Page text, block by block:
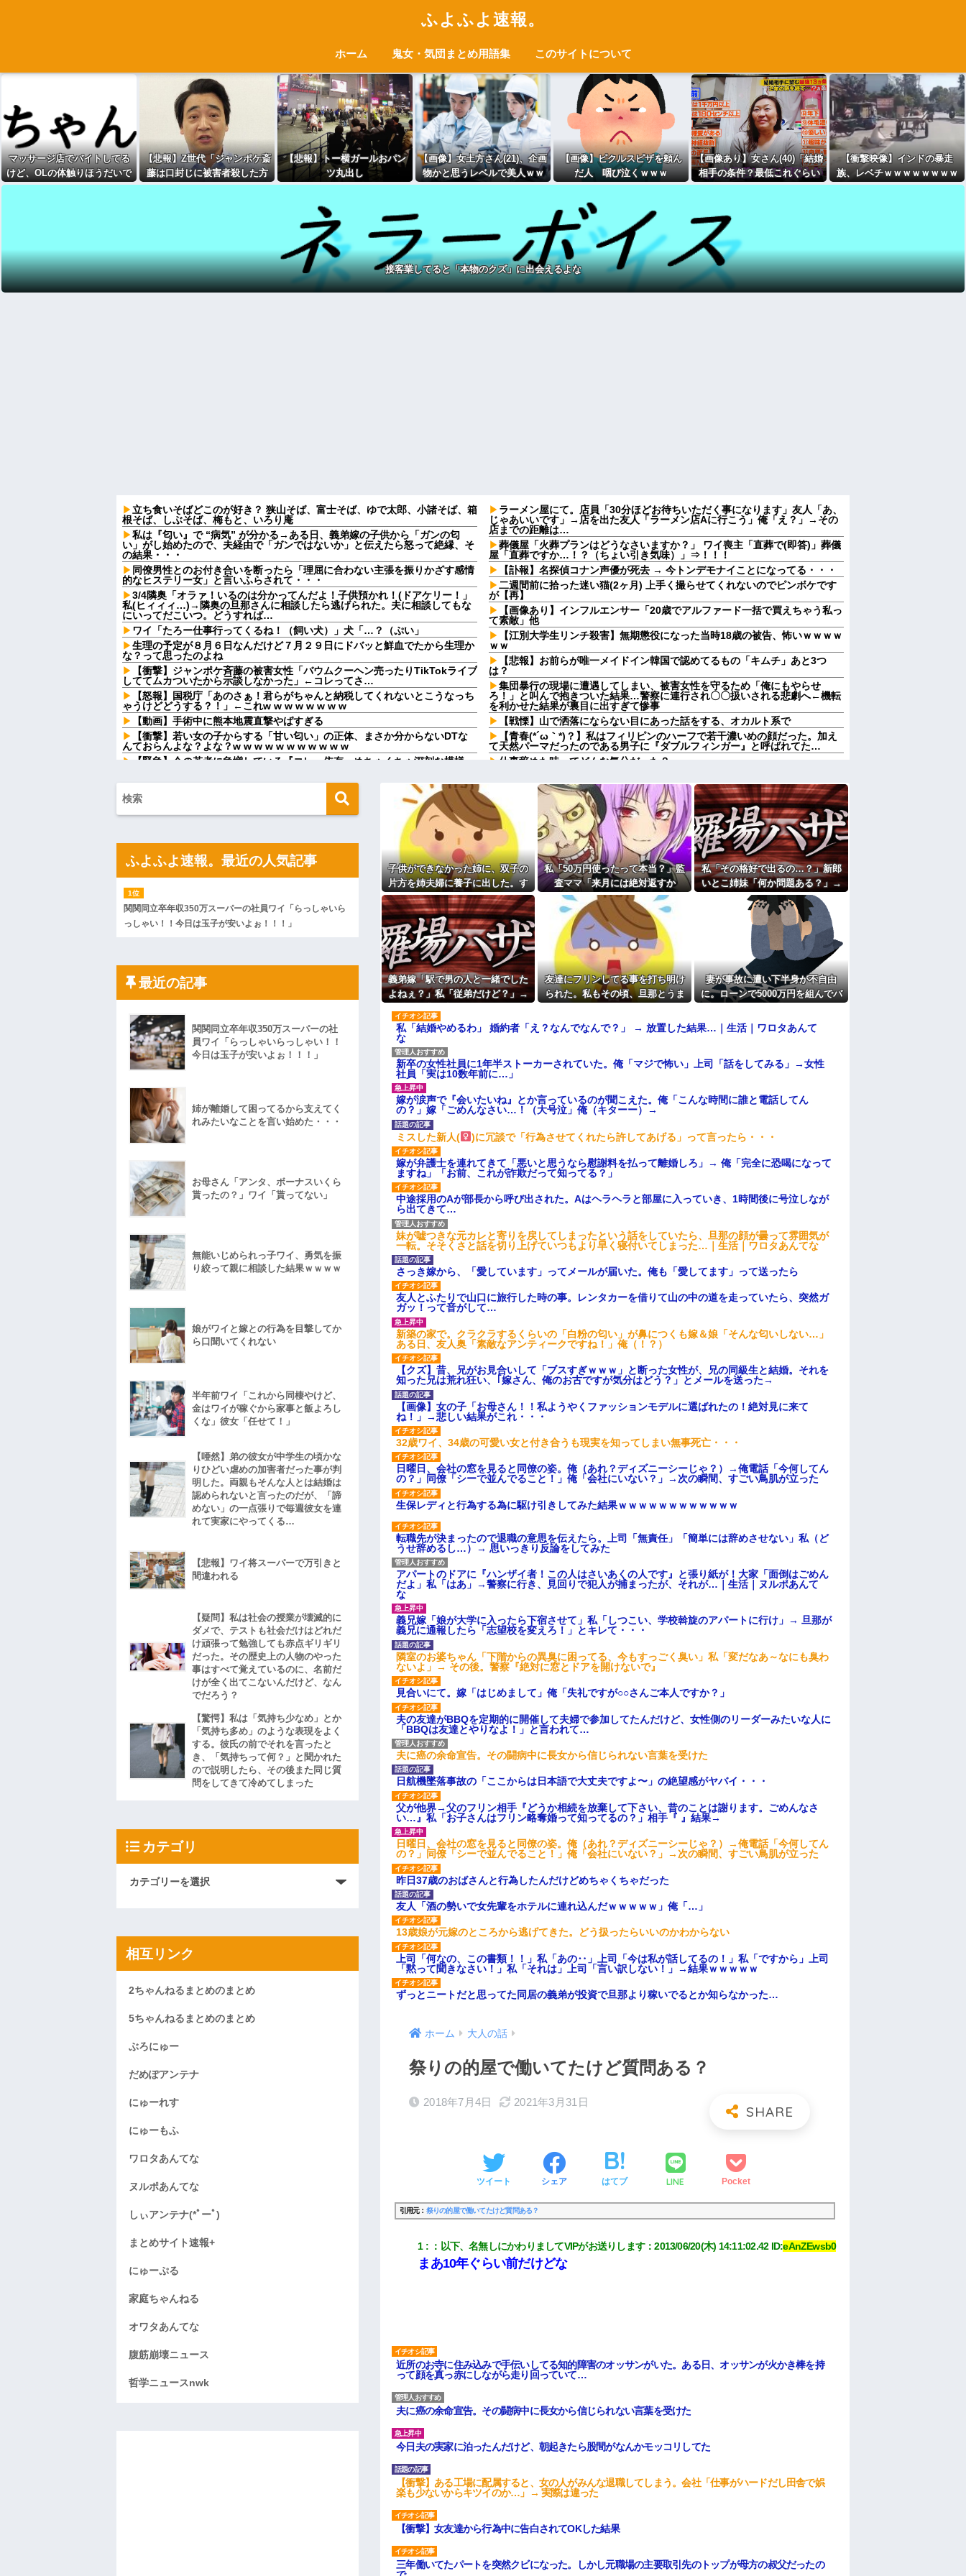
ふよふよ速報。
ホーム 鬼女・気団まとめ用語集 このサイトについて
マッサージ店でバイトしてる
けど、OLの体触りほうだいで
めっちゃいいぞwwww
【悲報】Z世代「ジャンポケ斎
藤は口封じに被害者殺した方
が量刑軽かっただろ
」←1万
【悲報】トー横ガールおパン
ツ丸出し
【画像】女土方さん(21)、企画
物かと思うレベルで美人ｗｗ
ｗｗｗｗｗｗｗｗｗｗｗｗ
【画像】ピクルスピザを頼ん
だ人 咽び泣くｗｗｗ
【画像あり】女さん(40)「結婚
相手の条件？最低これぐらい
は欲しいわね」
【衝撃映像】インドの暴走
族、レベチｗｗｗｗｗｗｗｗ
ｗｗｗｗｗｗｗｗ
接客業してると「本物のクズ」に出会えるよな
立ち食いそばどこのが好き？ 狭山そば、富士そば、ゆで太郎、小諸そば、箱
根そば、しぶそば、梅もと、いろり庵
私は『匂い』で “病気” が分かる→ある日、義弟嫁の子供から「ガンの匂
い」がし始めたので、夫経由で「ガンではないか」と伝えたら怒って絶縁、そ
の結果・・・
同僚男性とのお付き合いを断ったら「理屈に合わない主張を振りかざす感情
的なヒステリー女」と言いふらされて・・・
3/4隣奥「オラァ！いるのは分かってんだよ！子供預かれ！(ドアケリー！」
私(ヒィィィ…)→隣奥の旦那さんに相談したら逃げられた。夫に相談してもな
にいってだこいつ。どうすれば…
ワイ「たろー仕事行ってくるね！（飼い犬）」犬「…？（ぷい」
生理の予定が８月６日なんだけど７月２９日にドバッと鮮血でたから生理か
な？って思ったのよね
【衝撃】ジャンポケ斉藤の被害女性「バウムクーヘン売ったりTikTokライブ
しててムカついたから示談しなかった」←コレってさ…
【怒報】国税庁「あのさぁ！君らがちゃんと納税してくれないとこうなっち
ゃうけどどうする？！」←これw w w w w w w w
【動画】手術中に熊本地震直撃やばすぎる
【衝撃】若い女の子からする「甘い匂い」の正体、まさか分からないDTな
んておらんよな？よな？w w w w w w w w w w w
【緊急】今の若者に急増している『コレ』依存、めちゃくちゃ深刻な模様w
私「子供同士のことだから見守ろう」夫「俺が話をつけてくる」→勝手に相
手の家へ乗り込んだ夫に困惑して…
パートの面接で号泣しながら「ここもダメだったらもう食べていけないんで
プリは母子家庭を売りに、オヤジ転がしに手慣れた女。そんな、女に惚れた
シタもプリも共に制裁を加えたい
私「子供の名前はこれにしようかな」母「良いね！」→母「みんな聞いて！
ラーメン屋にて。店員「30分ほどお待ちいただく事になります」友人「あ、
じゃあいいです」→店を出た友人「ラーメン店Aに行こう」俺「え？」→その
店...
【結婚式当日に】 義妹の不倫を暴露した私。でも旦那が援助したいと言い出
【卑怯な女】 いつも弱そうな相手をイビる同期S「おい、聞けよコラ！」地
味な私「あ？相手選んでデカい事言ってんじゃねえよ」S「え…」→予想外の
反...
ハードオフに売っていた4万4000円のフィギュアがヤバすぎるｗｗｗｗｗｗ
「こんな高いの？ｗｗ」「逆に超安い」
たから、開けてみようとしただけ☆』義兄「泥は出てけ！二度と来るな！」結
果・・・
私「初めて飲む味だけどなんのお茶？」彼「ちっ！」私「」
【GIF】JSのカンチョーワロタ
後続車にクラクションを鳴らされ彼氏が逆切れ。「何クラクション鳴らして
【衝撃】報酬100万円超の治験募集がこちらｗｗｗｗｗ(※画像あり)
【ネット騒然】惨殺されたタワマン頂き女子のこの動画、すげえええええｗ
ｗｗｗｗｗｗｗｗｗｗ
【愕然】白のクラウン俺氏、高速道路左車線を制限速度で走った結果
百年の恋12-899 食べた量を張り合ってくる
【悲報】佐藤輝明・・・２軍でも盛大にやらかす←あまり悲しませないでく
ラーメン屋にて。店員「30分ほどお待ちいただく事になります」友人「あ、
じゃあいいです」→店を出た友人「ラーメン店Aに行こう」俺「え？」→その
店までの距離は…
葬儀屋「火葬プランはどうなさいますか？」 ワイ喪主「直葬で(即答)」葬儀
屋「直葬ですか…！？（ちょい引き気味）」⇒！！！
【訃報】名探偵コナン声優が死去 → 今トンデモナイことになってる・・・
二週間前に拾った迷い猫(2ヶ月) 上手く撮らせてくれないのでピンボケです
が【再】
【画像あり】インフルエンサー「20歳でアルファード一括で買えちゃう私っ
て素敵」他
【江別大学生リンチ殺害】無期懲役になった当時18歳の被告、怖いｗｗｗｗ
ｗｗ
【悲報】お前らが唯一メイドイン韓国で認めてるもの「キムチ」あと3つ
は？
集団暴行の現場に遭遇してしまい、被害女性を守るため「俺にもやらせ
ろ！」と叫んで抱きついた結果…警察に連行され〇〇扱いされる悲劇へ←機転
を利かせた結果が裏目に出すぎて惨事
【戦慄】山で洒落にならない目にあった話をする、オカルト系で
【青春(*´ω｀*)？】私はフィリピンのハーフで若干濃いめの顔だった。加え
て天然パーマだったのである男子に『ダブルフィンガー』と呼ばれてた…
仕事辞めた時ってどんな気分だった？
リねw」と煽ってくるトメ。最初はスルーしてたが、しつこいのでスマホのカ
メラをトメに向けて同じ手で反撃したったｗｗｗ
母親の作る唐揚げが大好きだったからレシピ教えてもらおうとしたら……
周りからめっちゃポジティブとか努力家とか言われる。しかし私は自分で言
うのもなんだけど成人するまで人生ハードモードだった・・・
嫁の料理がクソまずい。昨日の献立はサラダ、しょっぱいメイン、汁物、ご
飯だけ・・・
高校生がうちの車に傷をつけた。管理人さんに連絡したらその家の親が来て
謝ってくれた。夫「その程度のことで管理人に話をしてことを大きくするとか
おかしい」←は！？
【社内混乱】社長(50代)が若妻(20代)と結婚→初対面で驚愕のタメ口連発
wwww
彼の母親と初めて食事した時に彼母が「私ちゃんは結婚したら仕事辞める予
定なんですってね」と言ってきた
相手がどんなパイプ持っているかも知れないのに…
主な税金の成り立ちを調べてみたよ
子供ができなかった姉に、双子の
片方を姉夫婦に養子に出した。す
ると、養子に出した子がすごく礼
儀正しくてビックリ
私「50万円使ったって本当？」監
査ママ「来月には絶対返すか
ら…」→約束を信じて待った結
果、警察に通報することになり…
私「その格好で出るの…？」新郎
いとこ姉妹「何か問題ある？」→
結婚式当日に感じた違和感が最後
まで消えなくて…
義弟嫁「駅で男の人と一緒でした
よねぇ？」私「従弟だけど？」→
して…
友達にフリンしてる事を打ち明け
られた。私もその頃、旦那とうま
妻が事故に遭い下半身が不自由
に。ローンで5000万円を組んでバ
には作戦があった
私「結婚やめるわ」 婚約者「え？なんでなんで？」 → 放置した結果…｜生活｜ワロタあんて
な
新卒の女性社員に1年半ストーカーされていた。俺「マジで怖い」上司「話をしてみる」→女性
社員「実は10数年前に…」
嫁が涙声で『会いたいね』とか言っているのが聞こえた。俺「こんな時間に誰と電話してん
の？」嫁「ごめんなさい…！（大号泣」俺（キターー）→
ミスした新人( )に冗談で「行為させてくれたら許してあげる」って言ったら・・・
嫁が弁護士を連れてきて「悪いと思うなら慰謝料を払って離婚しろ」→ 俺「完全に恐喝になって
ますね」「お前、これが詐欺だって知ってる？」
中途採用のAが部長から呼び出された。Aはヘラヘラと部屋に入っていき、1時間後に号泣しなが
ら出てきて…
妹が嘘つきな元カレと寄りを戻してしまったという話をしていたら、旦那の顔が曇って雰囲気が
一転。そそくさと話を切り上げていつもより早く寝付いてしまった…｜生活｜ワロタあんてな
さっき嫁から、「愛しています」ってメールが届いた。俺も「愛してます」って送ったら
友人とふたりで山口に旅行した時の事。レンタカーを借りて山の中の道を走っていたら、突然ガ
ガッ！って音がして…
新築の家で。クラクラするくらいの「白粉の匂い」が鼻につくも嫁＆娘「そんな匂いしない…」
ある日、友人奥「素敵なアンティークですね！」俺（！？）
【クズ】昔、兄がお見合いして「ブスすぎｗｗｗ」と断った女性が、兄の同級生と結婚。それを
知った兄は荒れ狂い、｢嫁さん、俺のお古ですが気分はどう？」とメールを送った→
【画像】女の子「お母さん！！私ようやくファッションモデルに選ばれたの！絶対見に来て
ね！」→悲しい結果がこれ・・・
32歳ワイ、34歳の可愛い女と付き合うも現実を知ってしまい無事死亡・・・
日曜日、会社の窓を見ると同僚の姿。俺（あれ？ディズニーシーじゃ？）→俺電話「今何してん
の？」同僚「シーで並んでること！」俺「会社にいない？」→次の瞬間、すごい鳥肌が立った
生保レディと行為する為に駆け引きしてみた結果ｗｗｗｗｗｗｗｗｗｗｗｗ
転職先が決まったので退職の意思を伝えたら。上司「無責任」「簡単には辞めさせない」私（ど
うせ辞めるし…）→ 思いっきり反論をしてみた
アパートのドアに『ハンザイ者！この人はさいあくの人です』と張り紙が！大家「面倒はごめん
だよ」私「はあ」→警察に行き、見回りで犯人が捕まったが、それが…｜生活｜ヌルポあんて
な
義兄嫁「娘が大学に入ったら下宿させて」私「しつこい、学校斡旋のアパートに行け」→ 旦那が
義兄に通報したら「志望校を変えろ！」とキレて・・・
隣室のお婆ちゃん「下階からの異臭に困ってる、今もすっごく臭い」私「変だなあ～なにも臭わ
ないよ」→ その後。警察『絶対に窓とドアを開けないで』
見合いにて。嫁「はじめまして」俺「失礼ですが○○さんご本人ですか？」
夫の友達がBBQを定期的に開催して夫婦で参加してたんだけど、女性側のリーダーみたいな人に
「BBQは友達とやりなよ！」と言われて…
夫に癌の余命宣告。その闘病中に長女から信じられない言葉を受けた
日航機墜落事故の「ここからは日本語で大丈夫ですよ〜」の絶望感がヤバイ・・・
父が他界→父のフリン相手『どうか相続を放棄して下さい、昔のことは謝ります。ごめんなさ
い…』私「お子さんはフリン略奪婚って知ってるの？」相手『 』結果→
日曜日、会社の窓を見ると同僚の姿。俺（あれ？ディズニーシーじゃ？）→俺電話「今何してん
の？」同僚「シーで並んでること！」俺「会社にいない？」→次の瞬間、すごい鳥肌が立った
昨日37歳のおばさんと行為したんだけどめちゃくちゃだった
友人「酒の勢いで女先輩をホテルに連れ込んだｗｗｗｗｗ」俺「…」
13歳娘が元嫁のところから逃げてきた。どう扱ったらいいのかわからない
上司「何なの、この書類！！」私「あの‥」上司「今は私が話してるの！」私「ですから」上司
「黙って聞きなさい！」私「それは」上司「言い訳しない！」→結果ｗｗｗｗｗ
ずっとニートだと思ってた同居の義弟が投資で旦那より稼いでるとか知らなかった…
ホーム 大人の話
祭りの的屋で働いてたけど質問ある？
2018年7月4日 2021年3月31日
ツイート シェア はてブ LINE Pocket
引用元： 祭りの的屋で働いてたけど質問ある？
1 ： 以下、名無しにかわりましてVIPがお送りします：2013/06/20(木) 14:11:02.42 ID:eAnZEwsb0
まあ10年ぐらい前だけどな
近所のお寺に住み込みで手伝いしてる知的障害のオッサンがいた。ある日、オッサンが火かき棒を持
って顔を真っ赤にしながら走り回っていて…
夫に癌の余命宣告。その闘病中に長女から信じられない言葉を受けた
今日夫の実家に泊ったんだけど、朝起きたら股間がなんかモッコリしてた
【衝撃】ある工場に配属すると、女の人がみんな退職してしまう。会社「仕事がハードだし田舎で娯
楽も少ないからキツイのか…」→ 実際は違った
【衝撃】女友達から行為中に告白されてOKした結果
三年働いてたパートを突然クビになった。しかし元職場の主要取引先のトップが母方の叔父だったの
ふよふよ速報。最近の人気記事
関関同立卒年収350万スーパーの社員ワイ「らっしゃいら
っしゃい！！今日は玉子が安いよぉ！！！」
最近の記事
関関同立卒年収350万スーパーの社
員ワイ「らっしゃいらっしゃい！！
今日は玉子が安いよぉ！！！」
姉が離婚して困ってるから支えてく
れみたいなことを言い始めた・・・
お母さん「アンタ、ボーナスいくら
貰ったの？」ワイ「貰ってない」
無能いじめられっ子ワイ、勇気を振
り絞って親に相談した結果ｗｗｗｗ
娘がワイと嫁との行為を目撃してか
ら口聞いてくれない
半年前ワイ「これから同棲やけど、
金はワイが稼ぐから家事と飯よろし
くな」彼女「任せて！」
【唖然】弟の彼女が中学生の頃かな
りひどい虐めの加害者だった事が判
明した。両親もそんな人とは結婚は
認められないと言ったのだが、「諦
めない」の一点張りで毎週彼女を連
れて実家にやってくる…
【悲報】ワイ将スーパーで万引きと
間違われる
【疑問】私は社会の授業が壊滅的に
ダメで、テストも社会だけはどれだ
け頑張って勉強しても赤点ギリギリ
だった。その歴史上の人物のやった
事はすべて覚えているのに、名前だ
けが全く出てこないんだけど、なん
でだろう？
【驚愕】私は「気持ち少なめ」とか
「気持ち多め」のような表現をよく
する。彼氏の前でそれを言ったと
き、「気持ちって何？」と聞かれた
ので説明したら、その後また同じ質
問をしてきて冷めてしまった
カテゴリ
相互リンク
2ちゃんねるまとめのまとめ
5ちゃんねるまとめのまとめ
ぶろにゅー
だめぽアンテナ
にゅーれす
にゅーもふ
ワロタあんてな
ヌルポあんてな
しぃアンテナ(*ﾟーﾟ)
まとめサイト速報+
にゅーぷる
家庭ちゃんねる
オワタあんてな
腹筋崩壊ニュース
哲学ニュースnwk